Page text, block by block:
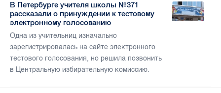
В Петербурге учителя школы №371
рассказали о принуждении к тестовому
электронному голосованию
Одна из учительниц изначально
зарегистрировалась на сайте электронного
тестового голосования, но решила позвонить
в Центральную избирательную комиссию.